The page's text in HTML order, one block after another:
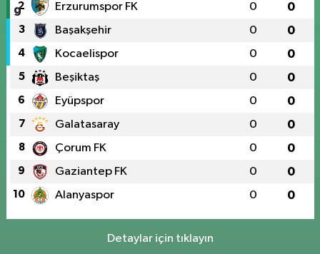
2 Erzurumspor FK 0 0
3 Başakşehir 0 0
4 Kocaelispor 0 0
5 Beşiktaş 0 0
6 Eyüpspor 0 0
7 Galatasaray 0 0
8 Çorum FK 0 0
9 Gaziantep FK 0 0
10 Alanyaspor 0 0
Detaylar için tıklayın